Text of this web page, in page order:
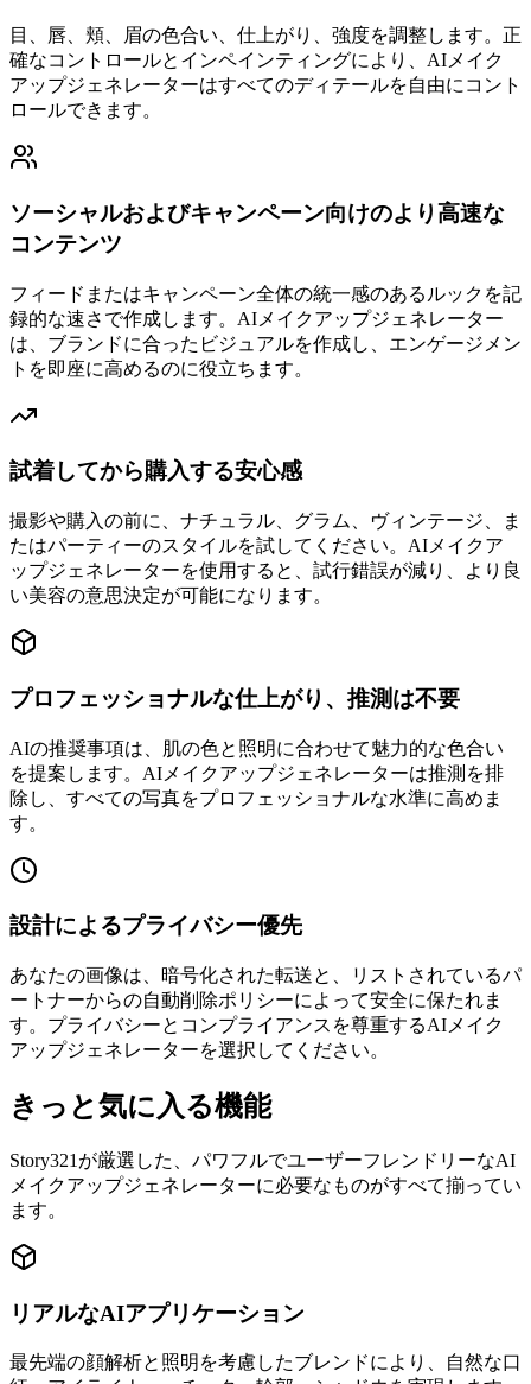
目、唇、頬、眉の色合い、仕上がり、強度を調整します。正
確なコントロールとインペインティングにより、AIメイク
アップジェネレーターはすべてのディテールを自由にコント
ロールできます。
ソーシャルおよびキャンペーン向けのより高速な
コンテンツ
フィードまたはキャンペーン全体の統一感のあるルックを記
録的な速さで作成します。AIメイクアップジェネレーター
は、ブランドに合ったビジュアルを作成し、エンゲージメン
トを即座に高めるのに役立ちます。
試着してから購入する安心感
撮影や購入の前に、ナチュラル、グラム、ヴィンテージ、ま
たはパーティーのスタイルを試してください。AIメイクア
ップジェネレーターを使用すると、試行錯誤が減り、より良
い美容の意思決定が可能になります。
プロフェッショナルな仕上がり、推測は不要
AIの推奨事項は、肌の色と照明に合わせて魅力的な色合い
を提案します。AIメイクアップジェネレーターは推測を排
除し、すべての写真をプロフェッショナルな水準に高めま
す。
設計によるプライバシー優先
あなたの画像は、暗号化された転送と、リストされているパ
ートナーからの自動削除ポリシーによって安全に保たれま
す。プライバシーとコンプライアンスを尊重するAIメイク
アップジェネレーターを選択してください。
きっと気に入る機能
Story321が厳選した、パワフルでユーザーフレンドリーなAI
メイクアップジェネレーターに必要なものがすべて揃ってい
ます。
リアルなAIアプリケーション
最先端の顔解析と照明を考慮したブレンドにより、自然な口